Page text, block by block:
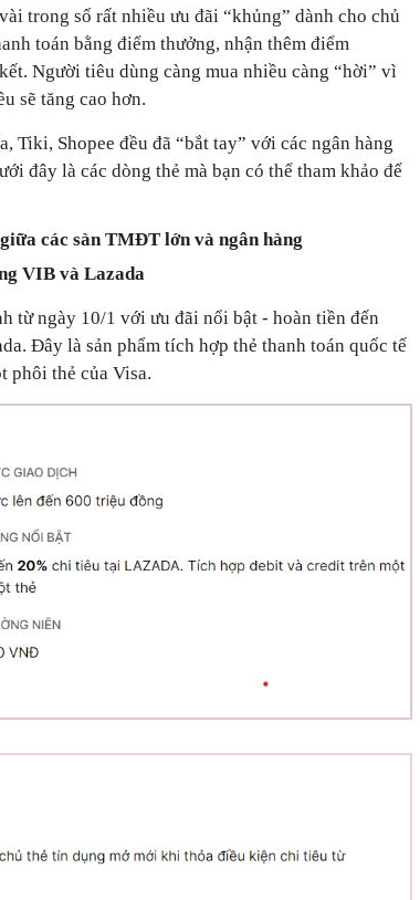
trong số rất nhiều ưu đãi “khủng” dành cho chủ
toán bằng điểm thưởng, nhận thêm điểm
Người tiêu dùng càng mua nhiều càng “hời” vì
sẽ tăng cao hơn.
Tiki, Shopee đều đã “bắt tay” với các ngân hàng
đây là các dòng thẻ mà bạn có thể tham khảo để
các sàn TMĐT lớn và ngân hàng
VIB và Lazada
từ ngày 10/1 với ưu đãi nổi bật - hoàn tiền đến
Đây là sản phẩm tích hợp thẻ thanh toán quốc tế
phôi thẻ của Visa.